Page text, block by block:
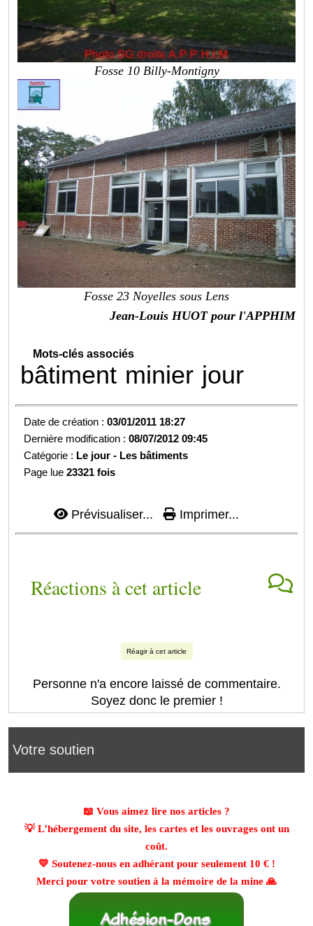
Votre soutien
📖 Vous aimez lire nos articles ?
💡 L’hébergement du site, les cartes et les ouvrages ont un
coût.
💛 Soutenez-nous en adhérant pour seulement 10 €!
Merci pour votre soutien à la mémoire de la mine 🙏
Fosse 10 Billy-Montigny
Fosse 23 Noyelles sous Lens
Jean-Louis HUOT pour l'APPHIM
Mots-clés associés
bâtiment minier jour
Date de création :03/01/2011 18:27
Dernière modification :08/07/2012 09:45
Catégorie : Le jour - Les bâtiments
Page lue23321 fois
Prévisualiser... Imprimer...
Réactions à cet article
Réagir à cet article
Personne n'a encore laissé de commentaire.
Soyez donc le premier !